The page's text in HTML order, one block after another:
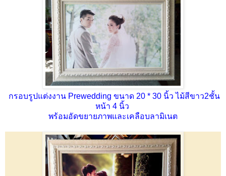
กรอบรูปแต่งงาน Prewedding ขนาด 20 * 30 นิ้ว ไม้สีขาว2ชั้น
หน้า 4 นิ้ว
พร้อมอัดขยายภาพและเคลือบลามิเนต